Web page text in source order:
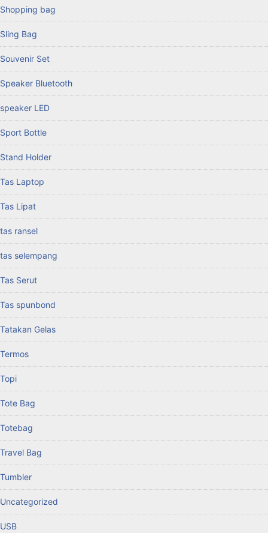
Shopping bag
Sling Bag
Souvenir Set
Speaker Bluetooth
speaker LED
Sport Bottle
Stand Holder
Tas Laptop
Tas Lipat
tas ransel
tas selempang
Tas Serut
Tas spunbond
Tatakan Gelas
Termos
Topi
Tote Bag
Totebag
Travel Bag
Tumbler
Uncategorized
USB